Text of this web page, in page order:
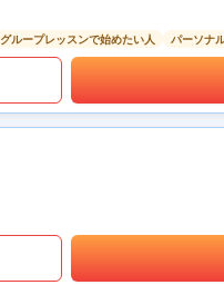
グループレッスンで始めたい人 パーソナ